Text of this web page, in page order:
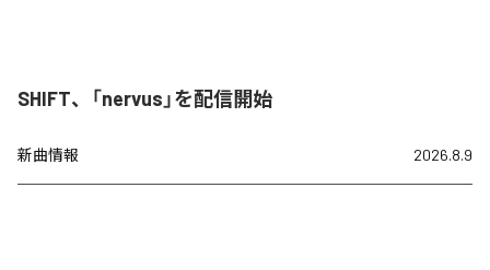
SHIFT、「nervus」を配信開始
新曲情報 2026.8.9